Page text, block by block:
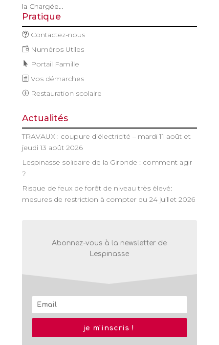
la Chargée...
Pratique
Contactez-nous
Numéros Utiles
Portail Famille
Vos démarches
Restauration scolaire
Actualités
TRAVAUX : coupure d’électricité – mardi 11 août et
jeudi 13 août 2026
Lespinasse solidaire de la Gironde : comment agir
?
Risque de feux de forêt de niveau très élevé:
mesures de restriction à compter du 24 juillet 2026
Abonnez-vous à la newsletter de
Lespinasse
je m'inscris !